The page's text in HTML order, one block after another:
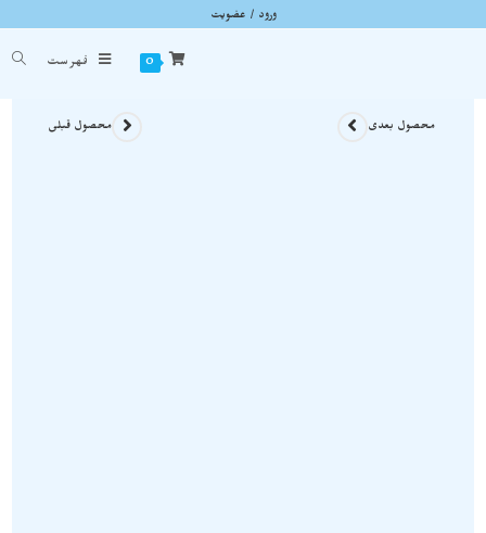
ورود / عضویت
0 فهرست
دستبند رزکوارتز نمونه راف و معدنی با قاب مفتولی خاص D083
محصول قبلی محصول بعدی